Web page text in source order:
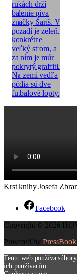
Krst knihy Josefa
Facebook
Copyright © 2026
Powered by
Tento web používa
ich používaním.